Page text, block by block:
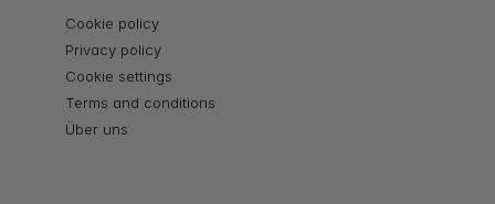
Cookie policy
Privacy policy
Cookie settings
Terms and conditions
Über uns